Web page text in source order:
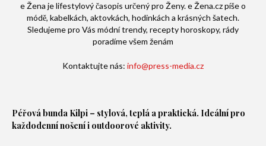
e Žena je lifestylový časopis určený pro Ženy. e Žena.cz píše o
módě, kabelkách, aktovkách, hodinkách a krásných šatech.
Sledujeme pro Vás módní trendy, recepty horoskopy, rády
poradíme všem ženám
Kontaktujte nás: info@press-media.cz
Péřová bunda Kilpi – stylová, teplá a praktická. Ideální pro
každodenní nošení i outdoorové aktivity.